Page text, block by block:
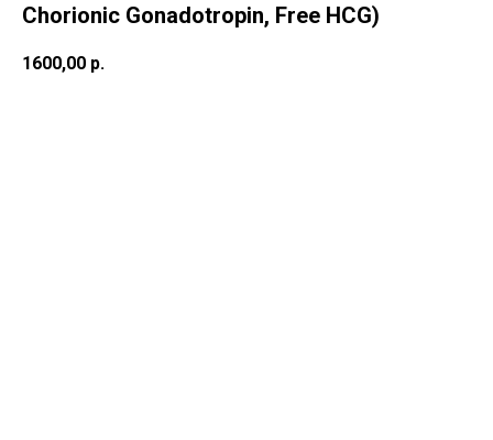
Chorionic Gonadotropin, Free HCG)
1600,00 р.